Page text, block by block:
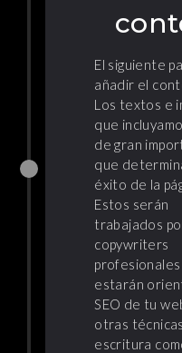
El siguiente
añadir el
Los textos e
que
de gran
que
éxito de la
Estos serán
trabajados
copywriters
profesionales
estarán
SEO de tu
otras
escritura